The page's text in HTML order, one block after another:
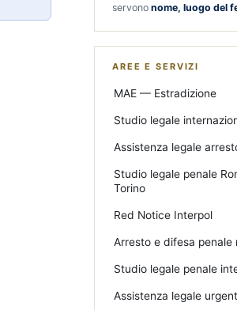
servono nome, luogo del
AREE E SERVIZI
MAE — Estradizione
Studio legale
Assistenza legale
Studio legale penale
Torino
Red Notice Interpol
Arresto e difesa penale
Studio legale penale
Assistenza legale